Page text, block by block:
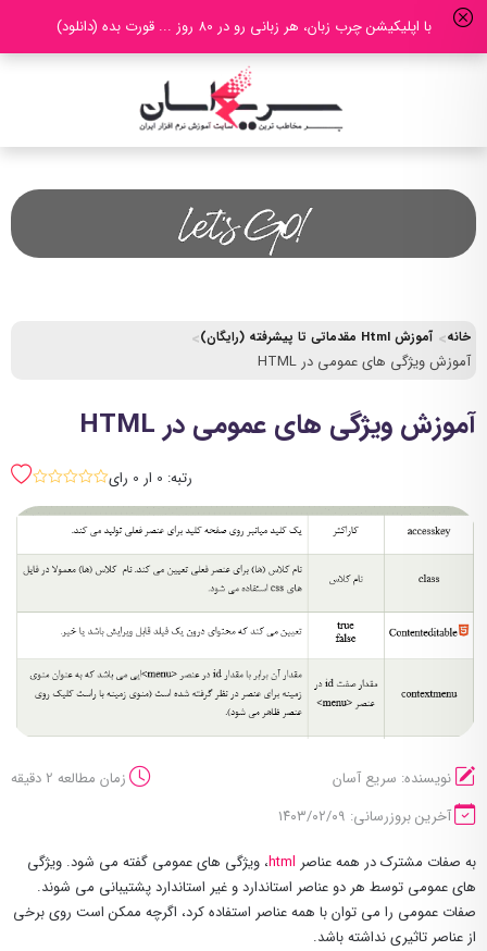
با اپلیکیشن چرب زبان، هر زبانی رو در 80 روز ... قورت بده (دانلود)
خانه آموزش Html مقدماتی تا پیشرفته (رایگان)
آموزش ویژگی های عمومی در HTML
آموزش ویژگی های عمومی در HTML
رتبه: 0 ار 0 رای sssss
نویسنده: سریع آسان
زمان مطالعه 2 دقیقه
آخرین بروزرسانی: ۱۴۰۳/۰۲/۰۹
به صفات مشترک در همه عناصر html، ویژگی های عمومی گفته می شود. ویژگی
های عمومی توسط هر دو عناصر استاندارد و غیر استاندارد پشتیبانی می شوند.
صفات عمومی را می توان با همه عناصر استفاده کرد، اگرچه ممکن است روی برخی
از عناصر تاثیری نداشته باشد.